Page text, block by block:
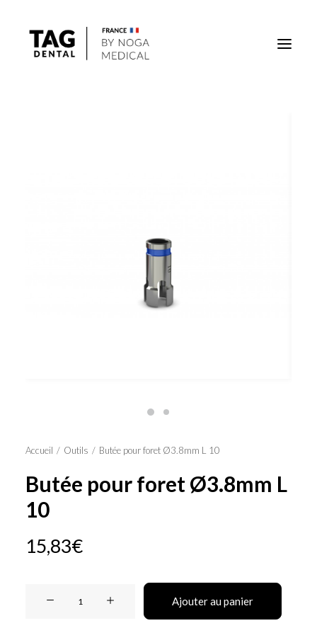
DigiTag
Recherche
Accueil Outils Butée pour foret Ø3.8mm L 10
Butée pour foret Ø3.8mm L
10
15,83€
Ajouter au panier